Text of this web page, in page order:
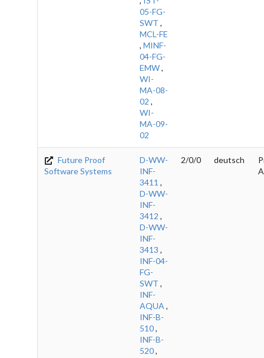
05-FG-
SWT ,
MCL-FE
, MINF-
04-FG-
EMW,
WI-
MA-08-
02 ,
WI-
MA-09-
02
Future Proof
Software Systems
D-WW-
INF-
3411 ,
D-WW-
INF-
3412 ,
D-WW-
INF-
3413 ,
INF-04-
FG-
SWT ,
INF-
AQUA ,
INF-B-
510,
INF-B-
520,
2/0/0 deutsch